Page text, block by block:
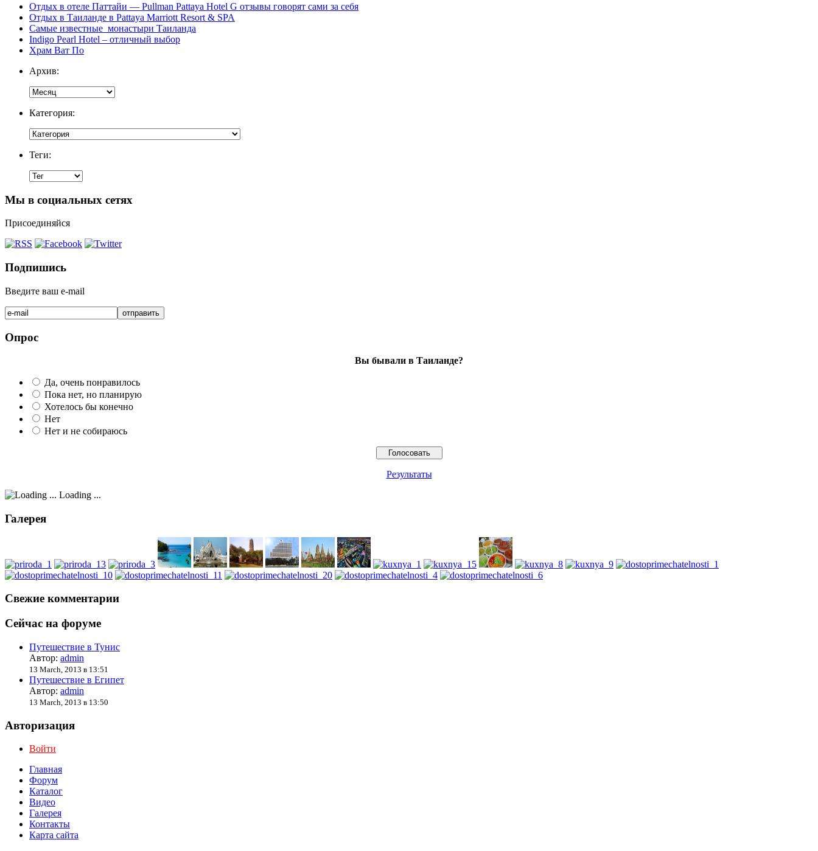
Отдых в отеле Паттайи — Pullman Pattaya Hotel G отзывы говорят сами за себя
Отдых в Таиланде в Pattaya Marriott Resort & SPA
Самые известные монастыри Таиланда
Indigo Pearl Hotel – отличный выбор
Храм Ват По
Архив:
Категория:
Теги:
Мы в социальных сетях
Присоединяйся
Подпишись
Введите ваш e-mail
Опрос
Вы бывали в Таиланде?
Да, очень понравилось
Пока нет, но планирую
Хотелось бы конечно
Нет
Нет и не собираюсь
Результаты
Loading ...
Галерея
Свежие комментарии
Сейчас на форуме
Путешествие в Тунис
Автор: admin
13 March, 2013 в 13:51
Путешествие в Египет
Автор: admin
13 March, 2013 в 13:50
Авторизация
Войти
Главная
Форум
Каталог
Видео
Галерея
Контакты
Карта сайта